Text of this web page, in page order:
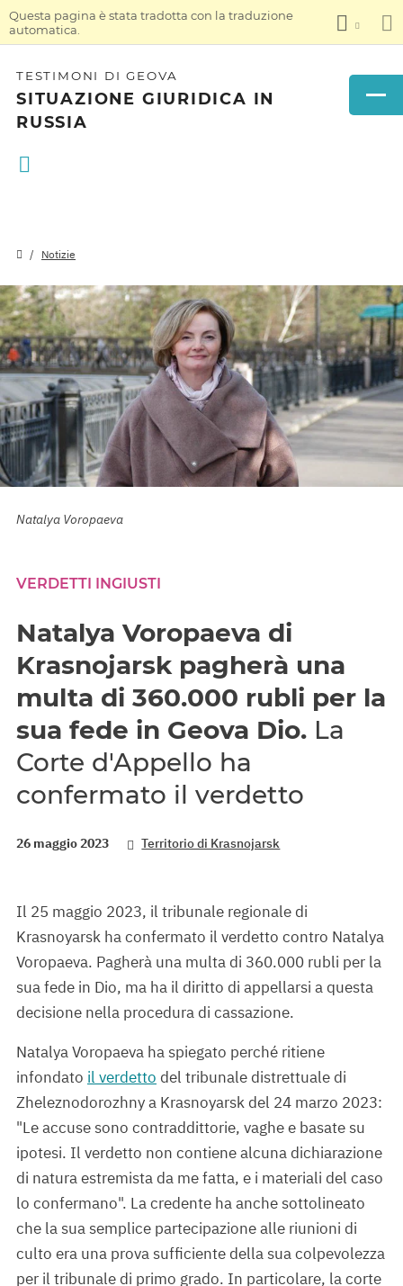
Questa pagina è stata tradotta con la traduzione
automatica.
TESTIMONI DI GEOVA
SITUAZIONE GIURIDICA IN
RUSSIA
Notizie
Natalya Voropaeva
VERDETTI INGIUSTI
Natalya Voropaeva di
Krasnojarsk pagherà una
multa di 360.000 rubli per la
sua fede in Geova Dio. La
Corte d'Appello ha
confermato il verdetto
26 maggio 2023 Territorio di Krasnojarsk
Il 25 maggio 2023, il tribunale regionale di
Krasnoyarsk ha confermato il verdetto contro Natalya
Voropaeva. Pagherà una multa di 360.000 rubli per la
sua fede in Dio, ma ha il diritto di appellarsi a questa
decisione nella procedura di cassazione.
Natalya Voropaeva ha spiegato perché ritiene
infondato il verdetto del tribunale distrettuale di
Zheleznodorozhny a Krasnoyarsk del 24 marzo 2023:
"Le accuse sono contraddittorie, vaghe e basate su
ipotesi. Il verdetto non contiene alcuna dichiarazione
di natura estremista da me fatta, e i materiali del caso
lo confermano". La credente ha anche sottolineato
che la sua semplice partecipazione alle riunioni di
culto era una prova sufficiente della sua colpevolezza
per il tribunale di primo grado. In particolare, la corte